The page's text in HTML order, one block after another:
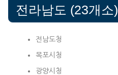
전라남도 (23개소)
전남도청
목포시청
광양시청